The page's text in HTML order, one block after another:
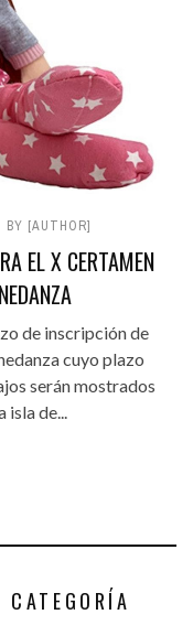
BY [AUTHOR]
EL X CERTAMEN
de inscripción de
cuyo plazo
serán mostrados
de...